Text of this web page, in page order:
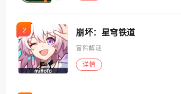
崩坏：星穹铁道
冒险解谜
详情